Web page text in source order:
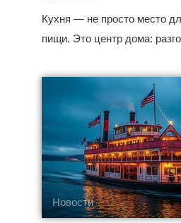
Кухня — не просто место
пищи. Это центр дома:
Новости